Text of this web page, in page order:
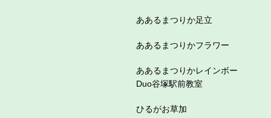
ああるまつりか足立
ああるまつりかフラワー
ああるまつりかレインボー
Duo谷塚駅前教室
ひるがお草加